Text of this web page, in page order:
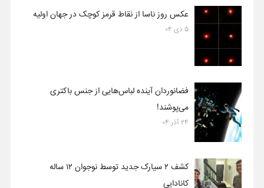
عکس روز ناسا از نقاط قرمز کوچک در جهان اولیه
۵ دی ۰۴
فضانوردان آینده لباس‌هایی از جنس باکتری
می‌پوشند!
۲۴ آذر ۰۴
کشف ۲ سیارک جدید توسط نوجوان ۱۲ ساله
کانادایی